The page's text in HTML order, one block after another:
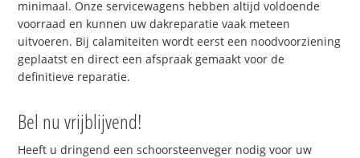
minimaal. Onze servicewagens hebben altijd voldoende
voorraad en kunnen uw dakreparatie vaak meteen
uitvoeren. Bij calamiteiten wordt eerst een noodvoorziening
geplaatst en direct een afspraak gemaakt voor de
definitieve reparatie.
Bel nu vrijblijvend!
Heeft u dringend een schoorsteenveger nodig voor uw